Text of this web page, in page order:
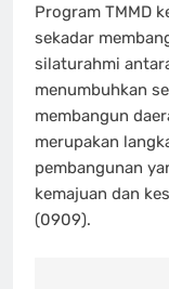
Program TMMD
sekadar
silaturahmi
menumbuhkan
membangun
merupakan
pembangunan
kemajuan dan
(0909).